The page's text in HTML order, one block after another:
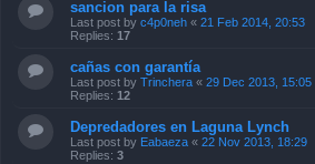
sancion para la risa
Last post by c4p0neh « 21 Feb 2014, 20:53
Replies: 17
cañas con garantía
Last post by Trinchera « 29 Dec 2013, 15:05
Replies: 12
Depredadores en Laguna Lynch
Last post by Eabaeza « 22 Nov 2013, 18:29
Replies: 3